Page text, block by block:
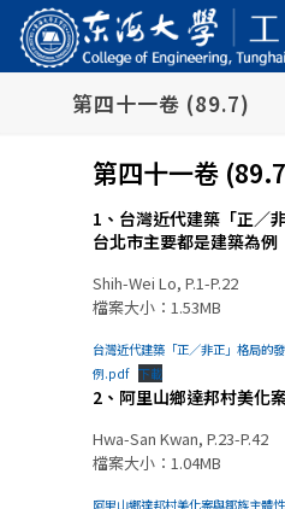
第四十一卷 (89.7)
第四十一卷
1、台灣近代建築「正／
台北市主要都是建築為例
Shih-Wei Lo, P.1-P.22
檔案大小：1.53MB
台灣近代建築「正／非正」格局的
例.pdf 下載
2、阿里山鄉達邦村美化
Hwa-San Kwan, P.23-P.42
檔案大小：1.04MB
阿里山鄉達邦村美化案與鄒族主體